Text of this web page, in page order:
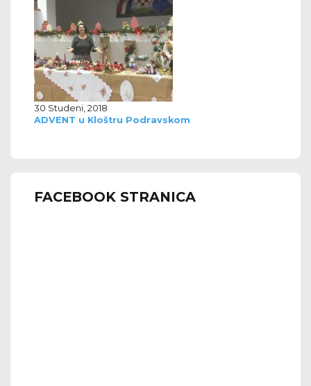
30 Studeni, 2018
ADVENT u Kloštru Podravskom
FACEBOOK STRANICA